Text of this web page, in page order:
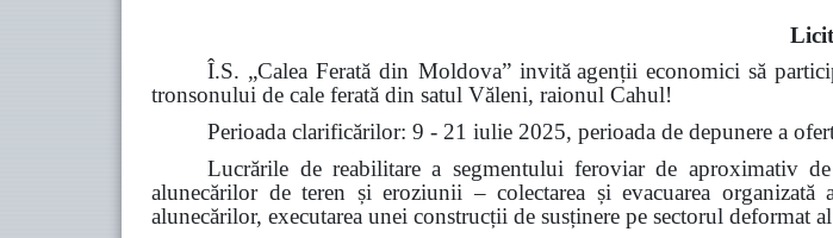
Î.S. „Calea Ferată din Moldova” invită agenții economici să
tronsonului de cale ferată din satul Văleni, raionul Cahul!
Perioada clarificărilor: 9 - 21 iulie 2025, perioada de depunere a
Lucrările de reabilitare a segmentului feroviar de aproximativ
alunecărilor de teren și eroziunii – colectarea și evacuarea
alunecărilor, executarea unei construcții de susținere pe sectorul deformat